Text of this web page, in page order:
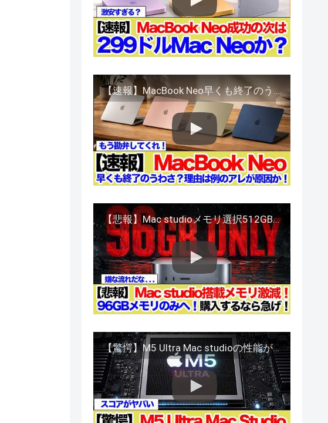
【速報】MacBook Neo早くも終了のうわさ？理由は例のアレが原因か！
【悲報】Mac studioメモリ選択512GBから96GBへ、購入するなら急げ！
【驚愕】M5 Ultra Mac studioの性能がヤバい！ベンチマーク判明か！？